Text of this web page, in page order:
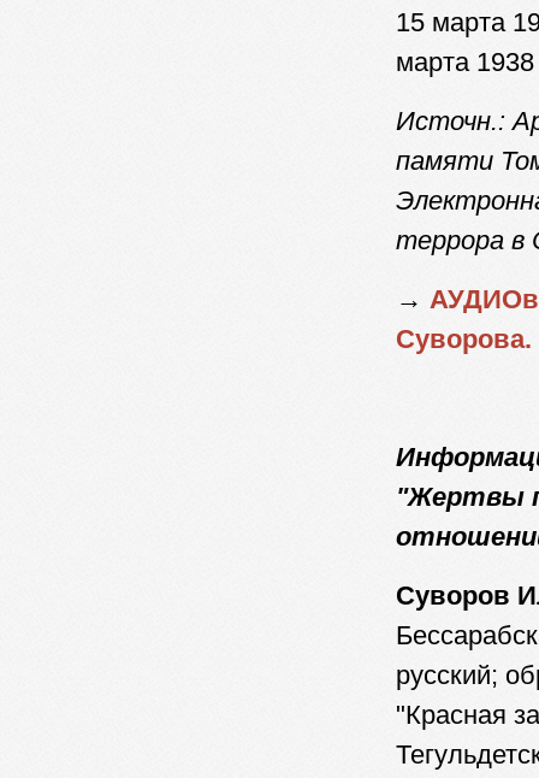
15 марта
марта 1938
Источн.:
памяти
террора
→
Суворова.
"Жертвы
Суворов
русский;
"Красная